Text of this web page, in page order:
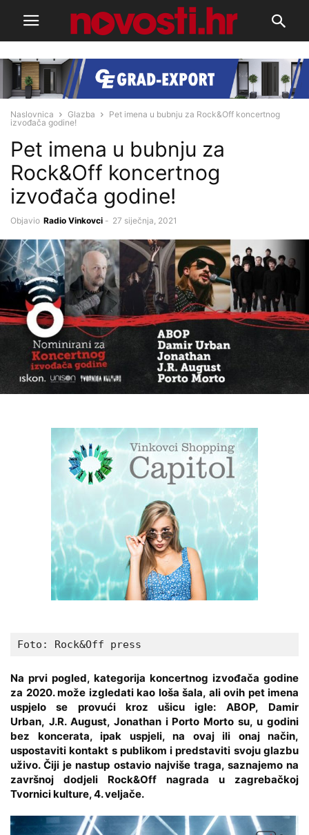
Naslovnica Glazba
Pet imena u bubnju za Rock&Off koncertnog
izvođača godine!
Pet imena u bubnju za
Rock&Off koncertnog
izvođača godine!
Objavio Radio Vinkovci - 27 siječnja, 2021
Foto: Rock&Off press
Na prvi pogled, kategorija koncertnog izvođača godine
za 2020. može izgledati kao loša šala, ali ovih pet imena
uspjelo se provući kroz ušicu igle: ABOP, Damir
Urban, J.R. August, Jonathan i Porto Morto su, u godini
bez koncerata, ipak uspjeli, na ovaj ili onaj način,
uspostaviti kontakt s publikom i predstaviti svoju glazbu
uživo. Čiji je nastup ostavio najviše traga, saznajemo na
završnoj dodjeli Rock&Off nagrada u zagrebačkoj
Tvornici kulture, 4. veljače.